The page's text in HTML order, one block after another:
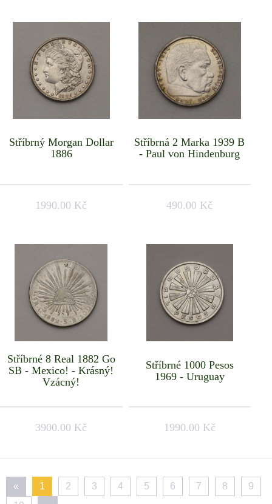
Stříbrný Morgan Dollar
1886
1990.00 Kč
Stříbrná 2 Marka 1939 B
- Paul von Hindenburg
490.00 Kč
Stříbrné 8 Real 1882 Go
SB - Mexico! - Krásný!
Vzácný!
3900.00 Kč
Stříbrné 1000 Pesos
1969 - Uruguay
1990.00 Kč
« 1 2 3 4 5 6 7 8
9